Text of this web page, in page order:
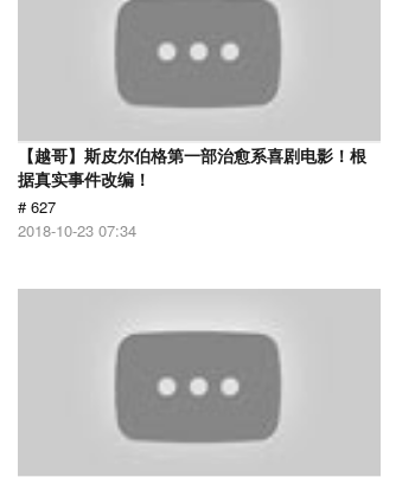
【越哥】斯皮尔伯格第一部治愈系喜剧电影！根
据真实事件改编！
# 627
2018-10-23 07:34